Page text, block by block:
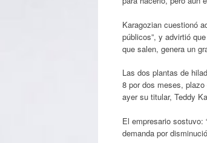
Karagozian cuestionó
públicos”, y advirtió
que salen, genera un
Las dos plantas de
8 por dos meses,
ayer su titular, Teddy
El empresario sostuvo:
demanda por